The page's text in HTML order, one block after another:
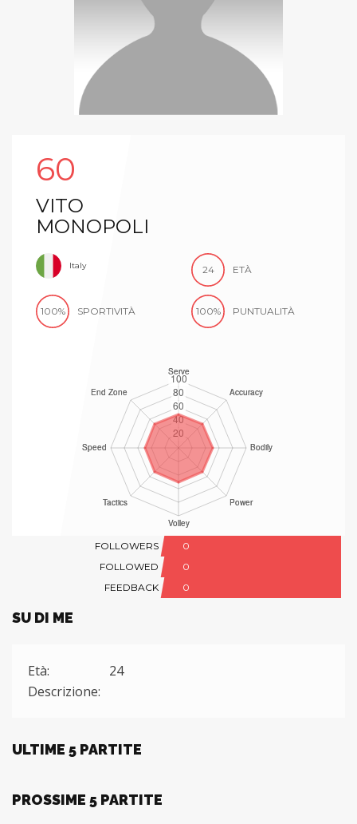
60
VITO
MONOPOLI
Italy 24 ETÀ
100% SPORTIVITÀ 100% PUNTUALITÀ
FOLLOWERS
0
FOLLOWED
0
FEEDBACK
0
SU DI ME
Età:
24
Descrizione:
ULTIME 5 PARTITE
PROSSIME 5 PARTITE